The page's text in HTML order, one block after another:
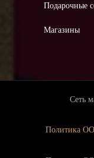
Подарочные
Магазины
Сеть
Политика